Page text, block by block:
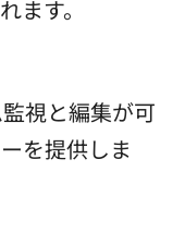
ます。
視と編集が可
を提供しま